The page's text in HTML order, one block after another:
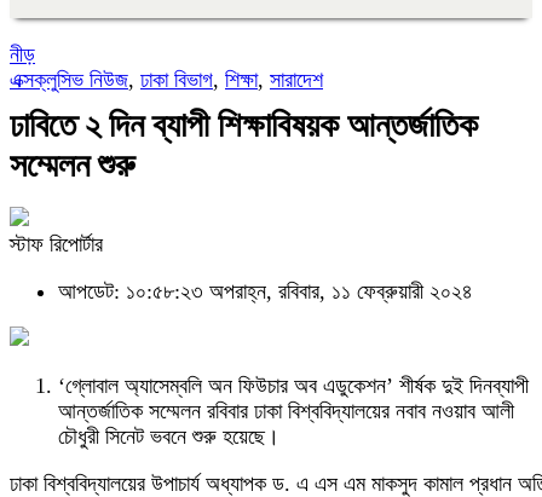
নীড়
এক্সক্লুসিভ নিউজ, ঢাকা বিভাগ, শিক্ষা, সারাদেশ
ঢাবিতে ২ দিন ব্যাপী শিক্ষাবিষয়ক আন্তর্জাতিক
সম্মেলন শুরু
স্টাফ রিপোর্টার
আপডেট: ১০:৫৮:২৩ অপরাহ্ন, রবিবার, ১১ ফেব্রুয়ারী ২০২৪
‘গ্লোবাল অ্যাসেম্বলি অন ফিউচার অব এডুকেশন’ শীর্ষক দুই দিনব্যাপী
আন্তর্জাতিক সম্মেলন রবিবার ঢাকা বিশ্ববিদ্যালয়ের নবাব নওয়াব আলী
চৌধুরী সিনেট ভবনে শুরু হয়েছে।
ঢাকা বিশ্ববিদ্যালয়ের উপাচার্য অধ্যাপক ড. এ এস এম মাকসুদ কামাল প্রধান